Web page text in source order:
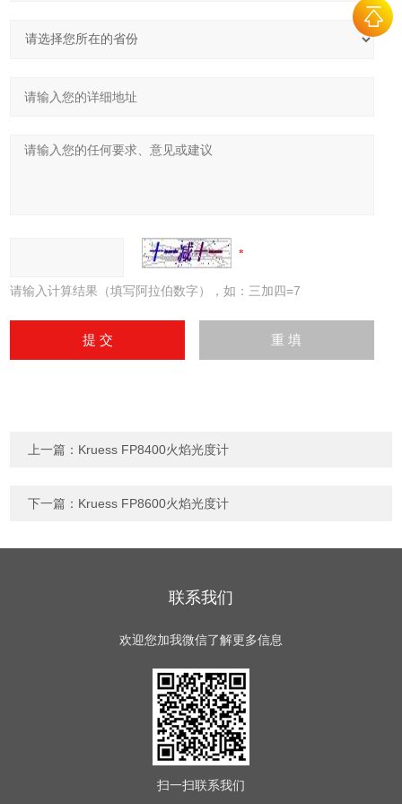
请输入计算结果（填写阿拉伯数字），如：三加四=7
上一篇： Kruess FP8400火焰光度计
下一篇： Kruess FP8600火焰光度计
联系我们
欢迎您加我微信了解更多信息
扫一扫联系我们